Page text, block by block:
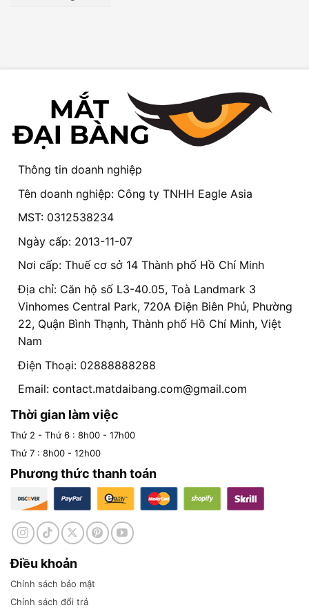
Thông tin doanh nghiệp
Tên doanh nghiệp: Công ty TNHH Eagle Asia
MST: 0312538234
Ngày cấp: 2013-11-07
Nơi cấp: Thuế cơ sở 14 Thành phố Hồ Chí Minh
Địa chỉ: Căn hộ số L3-40.05, Toà Landmark 3
Vinhomes Central Park, 720A Điện Biên Phủ, Phường
22, Quận Bình Thạnh, Thành phố Hồ Chí Minh, Việt
Nam
Điện Thoại: 02888888288
Email: contact.matdaibang.com@gmail.com
Thời gian làm việc
Thứ 2 - Thứ 6 : 8h00 - 17h00
Thứ 7 : 8h00 - 12h00
Phương thức thanh toán
Điều khoản
Chính sách bảo mật
Chính sách đổi trả